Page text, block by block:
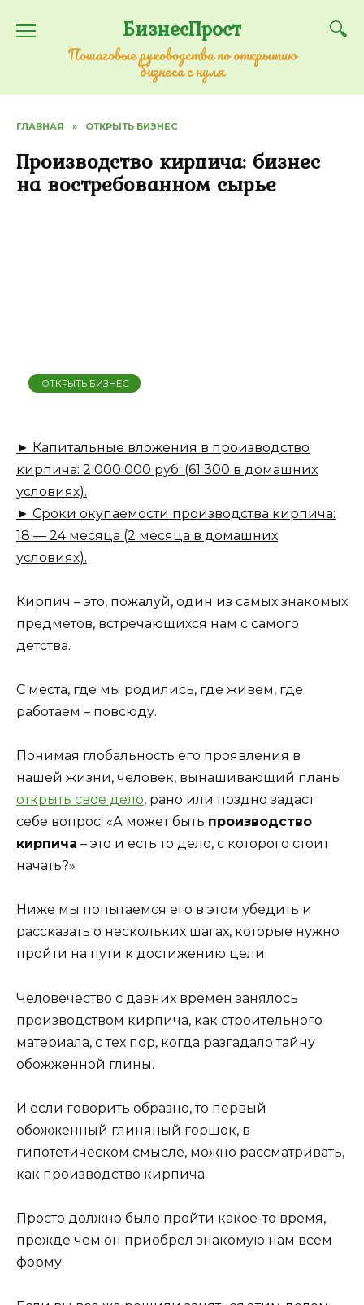
содержанию
БизнесПрост
Пошаговые руководства по открытию
бизнеса с нуля
ГЛАВНАЯ » ОТКРЫТЬ БИЗНЕС
Производство кирпича: бизнес
на востребованном сырье
ОТКРЫТЬ БИЗНЕС
► Капитальные вложения в производство
кирпича: 2 000 000 руб. (61 300 в домашних
условиях).
► Сроки окупаемости производства кирпича:
18 — 24 месяца (2 месяца в домашних
условиях).
Кирпич – это, пожалуй, один из самых знакомых
предметов, встречающихся нам с самого
детства.
С места, где мы родились, где живем, где
работаем – повсюду.
Понимая глобальность его проявления в
нашей жизни, человек, вынашивающий планы
открыть свое дело, рано или поздно задаст
себе вопрос: «А может быть производство
кирпича – это и есть то дело, с которого стоит
начать?»
Ниже мы попытаемся его в этом убедить и
рассказать о нескольких шагах, которые нужно
пройти на пути к достижению цели.
Человечество с давних времен занялось
производством кирпича, как строительного
материала, с тех пор, когда разгадало тайну
обожженной глины.
И если говорить образно, то первый
обожженный глиняный горшок, в
гипотетическом смысле, можно рассматривать,
как производство кирпича.
Просто должно было пройти какое-то время,
прежде чем он приобрел знакомую нам всем
форму.